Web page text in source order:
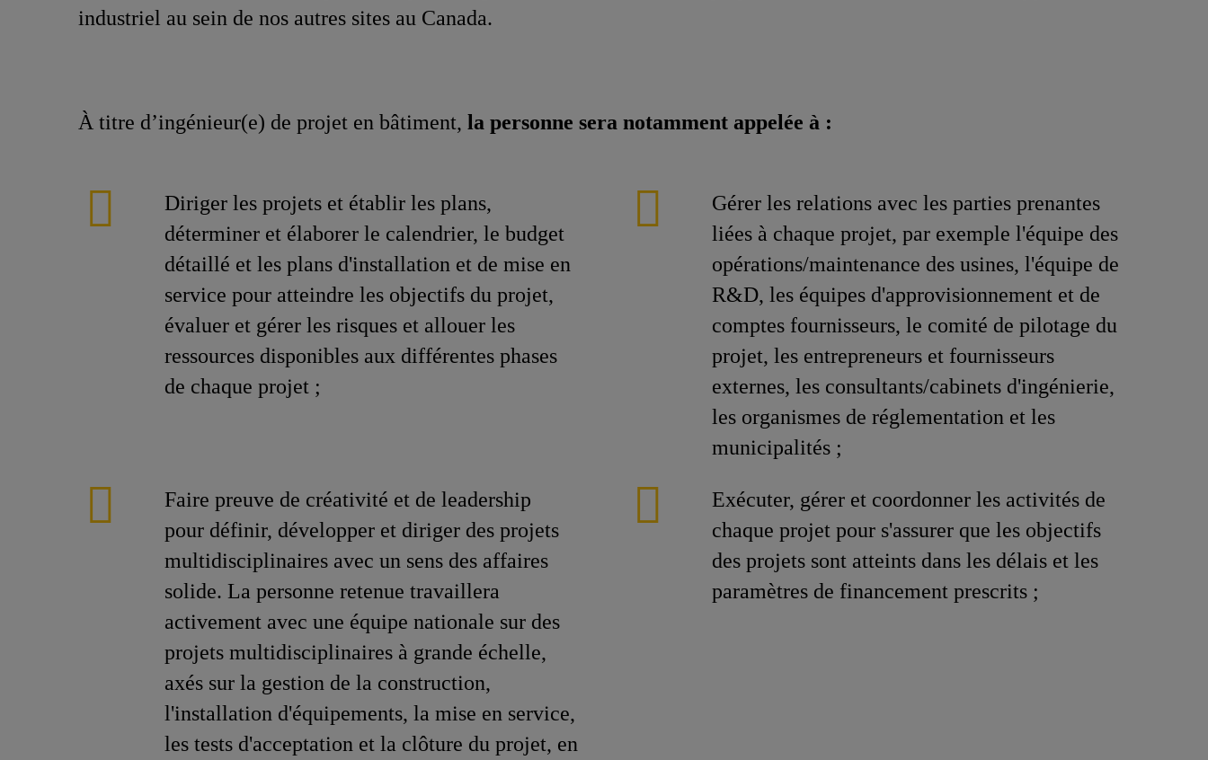
industriel au sein de nos autres sites au Canada.
À titre d’ingénieur(e) de projet en bâtiment, la personne sera notamment appelée à :
Diriger les projets et établir les plans,
déterminer et élaborer le calendrier, le budget
détaillé et les plans d'installation et de mise en
service pour atteindre les objectifs du projet,
évaluer et gérer les risques et allouer les
ressources disponibles aux différentes phases
de chaque projet ;
Gérer les relations avec les parties prenantes
liées à chaque projet, par exemple l'équipe des
opérations/maintenance des usines, l'équipe de
R&D, les équipes d'approvisionnement et de
comptes fournisseurs, le comité de pilotage du
projet, les entrepreneurs et fournisseurs
externes, les consultants/cabinets d'ingénierie,
les organismes de réglementation et les
municipalités ;
Faire preuve de créativité et de leadership
pour définir, développer et diriger des projets
multidisciplinaires avec un sens des affaires
solide. La personne retenue travaillera
activement avec une équipe nationale sur des
projets multidisciplinaires à grande échelle,
axés sur la gestion de la construction,
l'installation d'équipements, la mise en service,
les tests d'acceptation et la clôture du projet, en
Exécuter, gérer et coordonner les activités de
chaque projet pour s'assurer que les objectifs
des projets sont atteints dans les délais et les
paramètres de financement prescrits ;